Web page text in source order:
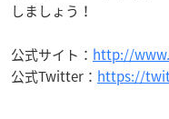
しましょう！
公式サイト： http://
公式Twitter： https://